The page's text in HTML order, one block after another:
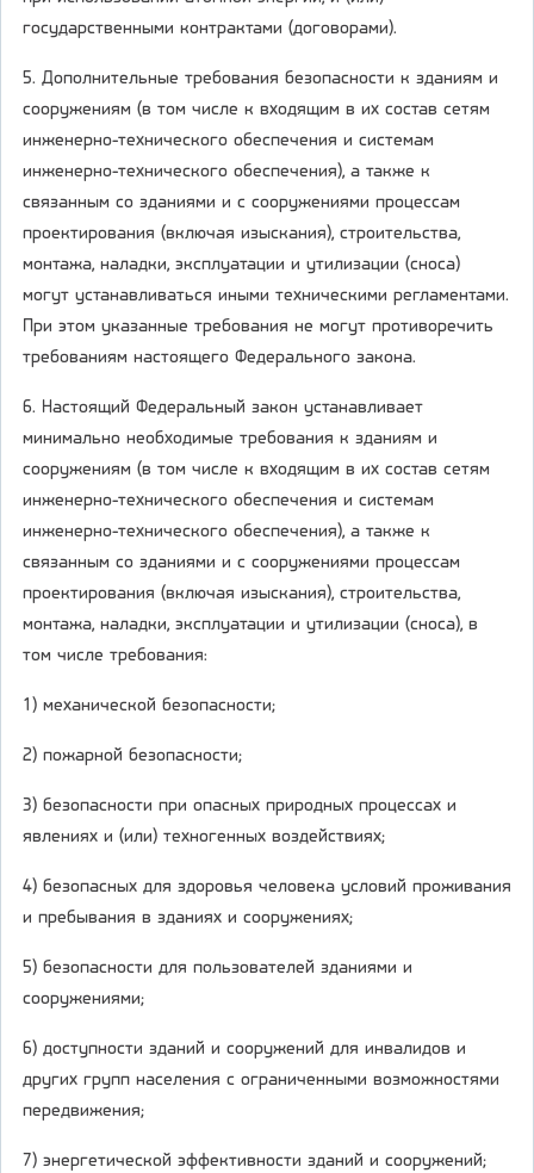
государственными контрактами (договорами).
5. Дополнительные требования безопасности к зданиям и
сооружениям (в том числе к входящим в их состав сетям
инженерно-технического обеспечения и системам
инженерно-технического обеспечения), а также к
связанным со зданиями и с сооружениями процессам
проектирования (включая изыскания), строительства,
монтажа, наладки, эксплуатации и утилизации (сноса)
могут устанавливаться иными техническими регламентами.
При этом указанные требования не могут противоречить
требованиям настоящего Федерального закона.
6. Настоящий Федеральный закон устанавливает
минимально необходимые требования к зданиям и
сооружениям (в том числе к входящим в их состав сетям
инженерно-технического обеспечения и системам
инженерно-технического обеспечения), а также к
связанным со зданиями и с сооружениями процессам
проектирования (включая изыскания), строительства,
монтажа, наладки, эксплуатации и утилизации (сноса), в
том числе требования:
1) механической безопасности;
2) пожарной безопасности;
3) безопасности при опасных природных процессах и
явлениях и (или) техногенных воздействиях;
4) безопасных для здоровья человека условий проживания
и пребывания в зданиях и сооружениях;
5) безопасности для пользователей зданиями и
сооружениями;
6) доступности зданий и сооружений для инвалидов и
других групп населения с ограниченными возможностями
передвижения;
7) энергетической эффективности зданий и сооружений;